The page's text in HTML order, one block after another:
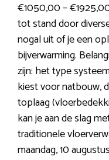
€1050,00 –
tot stand door
nogal uit of je een
bijverwarming.
zijn: het type
kiest voor natbouw,
toplaag
kan je aan de slag
traditionele
maandag, 10